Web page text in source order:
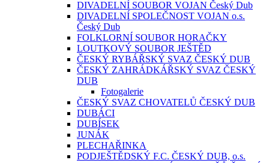
DIVADELNÍ SOUBOR VOJAN Český Dub
DIVADELNÍ SPOLEČNOST VOJAN o.s.
Český Dub
FOLKLORNÍ SOUBOR HORAČKY
LOUTKOVÝ SOUBOR JEŠTĚD
ČESKÝ RYBÁŘSKÝ SVAZ ČESKÝ DUB
ČESKÝ ZAHRÁDKÁŘSKÝ SVAZ ČESKÝ
DUB
Fotogalerie
ČESKÝ SVAZ CHOVATELŮ ČESKÝ DUB
DUBÁCI
DUBÍSEK
JUNÁK
PLECHAŘINKA
PODJEŠTĚDSKÝ F.C. ČESKÝ DUB, o.s.